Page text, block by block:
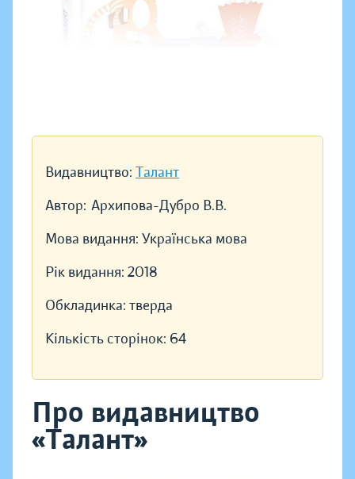
Видавництво: Талант
Автор: Архипова-Дубро В.В.
Мова видання: Українська мова
Рік видання: 2018
Обкладинка: тверда
Кількість сторінок: 64
Про видавництво
«Талант»